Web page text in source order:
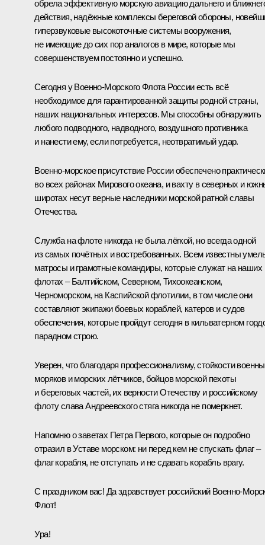
обрела эффективную морскую авиацию дальнего и
действия, надёжные комплексы береговой обороны,
гиперзвуковые высокоточные системы вооружения,
не имеющие до сих пор аналогов в мире, которые мы
совершенствуем постоянно и успешно.
Сегодня у Военно-Морского Флота России есть всё
необходимое для гарантированной защиты родной страны,
наших национальных интересов. Мы способны обнаружить
любого подводного, надводного, воздушного противника
и нанести ему, если потребуется, неотвратимый удар.
Военно-морское присутствие России обеспечено
во всех районах Мирового океана, и вахту в северных и
широтах несут верные наследники морской ратной славы
Отечества.
Служба на флоте никогда не была лёгкой, но всегда одной
из самых почётных и востребованных. Всем известны
матросы и грамотные командиры, которые служат на наших
флотах – Балтийском, Северном, Тихоокеанском,
Черноморском, на Каспийской флотилии, в том числе они
составляют экипажи боевых кораблей, катеров и судов
обеспечения, которые пройдут сегодня в кильватерном
парадном строю.
Уверен, что благодаря профессионализму, стойкости
моряков и морских лётчиков, бойцов морской пехоты
и береговых частей, их верности Отечеству и российскому
флоту слава Андреевского стяга никогда не померкнет.
Напомню о заветах Петра Первого, которые он подробно
отразил в Уставе морском: ни перед кем не спускать флаг –
флаг корабля, не отступать и не сдавать корабль врагу.
С праздником вас! Да здравствует российский Военно-
Флот!
Ура!